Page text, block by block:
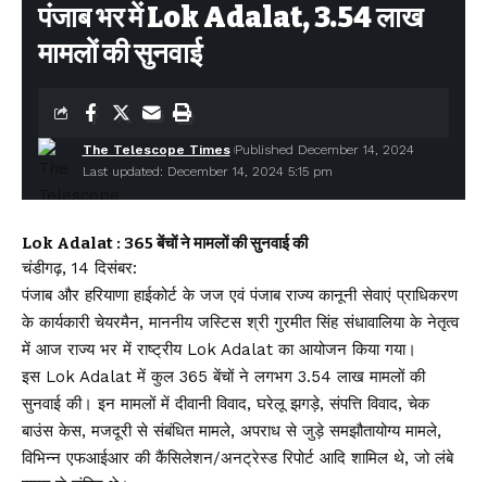
पंजाब भर में Lok Adalat, 3.54 लाख
मामलों की सुनवाई
Last updated: December 14, 2024 5:15 pm
The Telescope Times Published December 14, 2024
Lok Adalat : 365 बेंचों ने मामलों की सुनवाई की
चंडीगढ़, 14 दिसंबर:
पंजाब और हरियाणा हाईकोर्ट के जज एवं पंजाब राज्य कानूनी सेवाएं प्राधिकरण
के कार्यकारी चेयरमैन, माननीय जस्टिस श्री गुरमीत सिंह संधावालिया के नेतृत्व
में आज राज्य भर में राष्ट्रीय Lok Adalat का आयोजन किया गया।
इस Lok Adalat में कुल 365 बेंचों ने लगभग 3.54 लाख मामलों की
सुनवाई की। इन मामलों में दीवानी विवाद, घरेलू झगड़े, संपत्ति विवाद, चेक
बाउंस केस, मजदूरी से संबंधित मामले, अपराध से जुड़े समझौतायोग्य मामले,
विभिन्न एफआईआर की कैंसिलेशन/अनट्रेस्ड रिपोर्ट आदि शामिल थे, जो लंबे